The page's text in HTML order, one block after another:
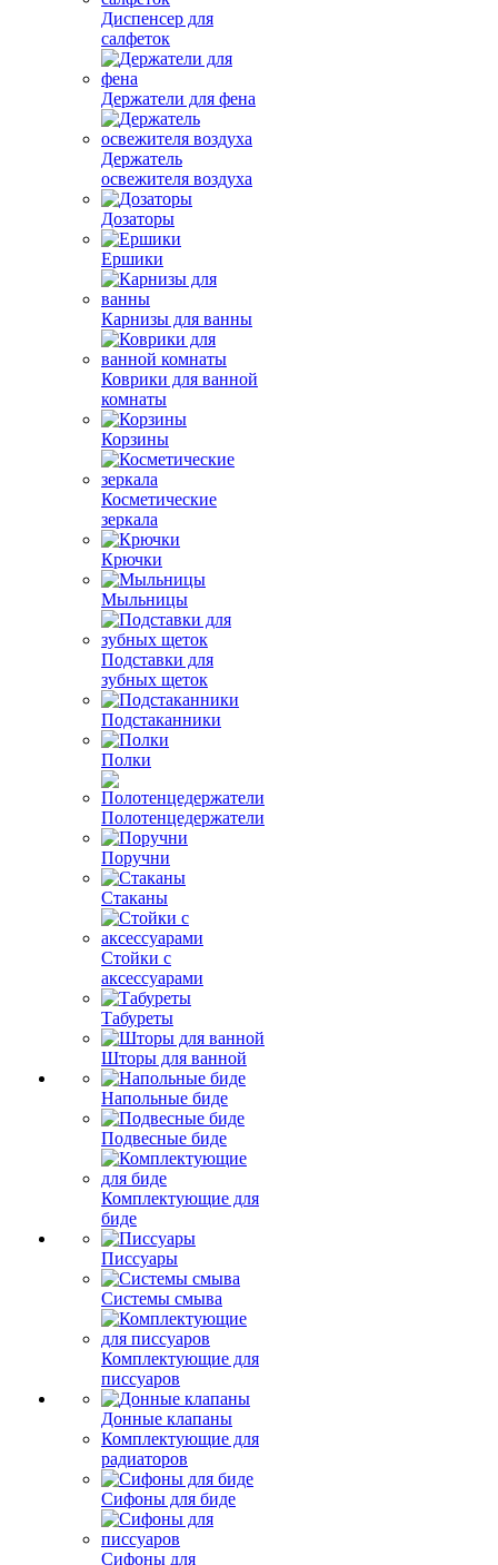
Диспенсер для
салфеток
Держатели для фена
Держатель
освежителя воздуха
Дозаторы
Ершики
Карнизы для ванны
Коврики для ванной
комнаты
Корзины
Косметические
зеркала
Крючки
Мыльницы
Подставки для
зубных щеток
Подстаканники
Полки
Полотенцедержатели
Поручни
Стаканы
Стойки с
аксессуарами
Табуреты
Шторы для ванной
Напольные биде
Подвесные биде
Комплектующие для
биде
Писсуары
Системы смыва
Комплектующие для
писсуаров
Донные клапаны
Комплектующие для
радиаторов
Сифоны для биде
Сифоны для